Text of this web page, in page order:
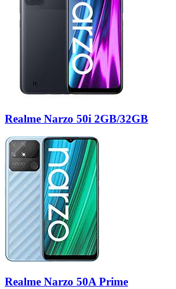
Realme Narzo 50i 2GB/32GB
Realme Narzo 50A Prime